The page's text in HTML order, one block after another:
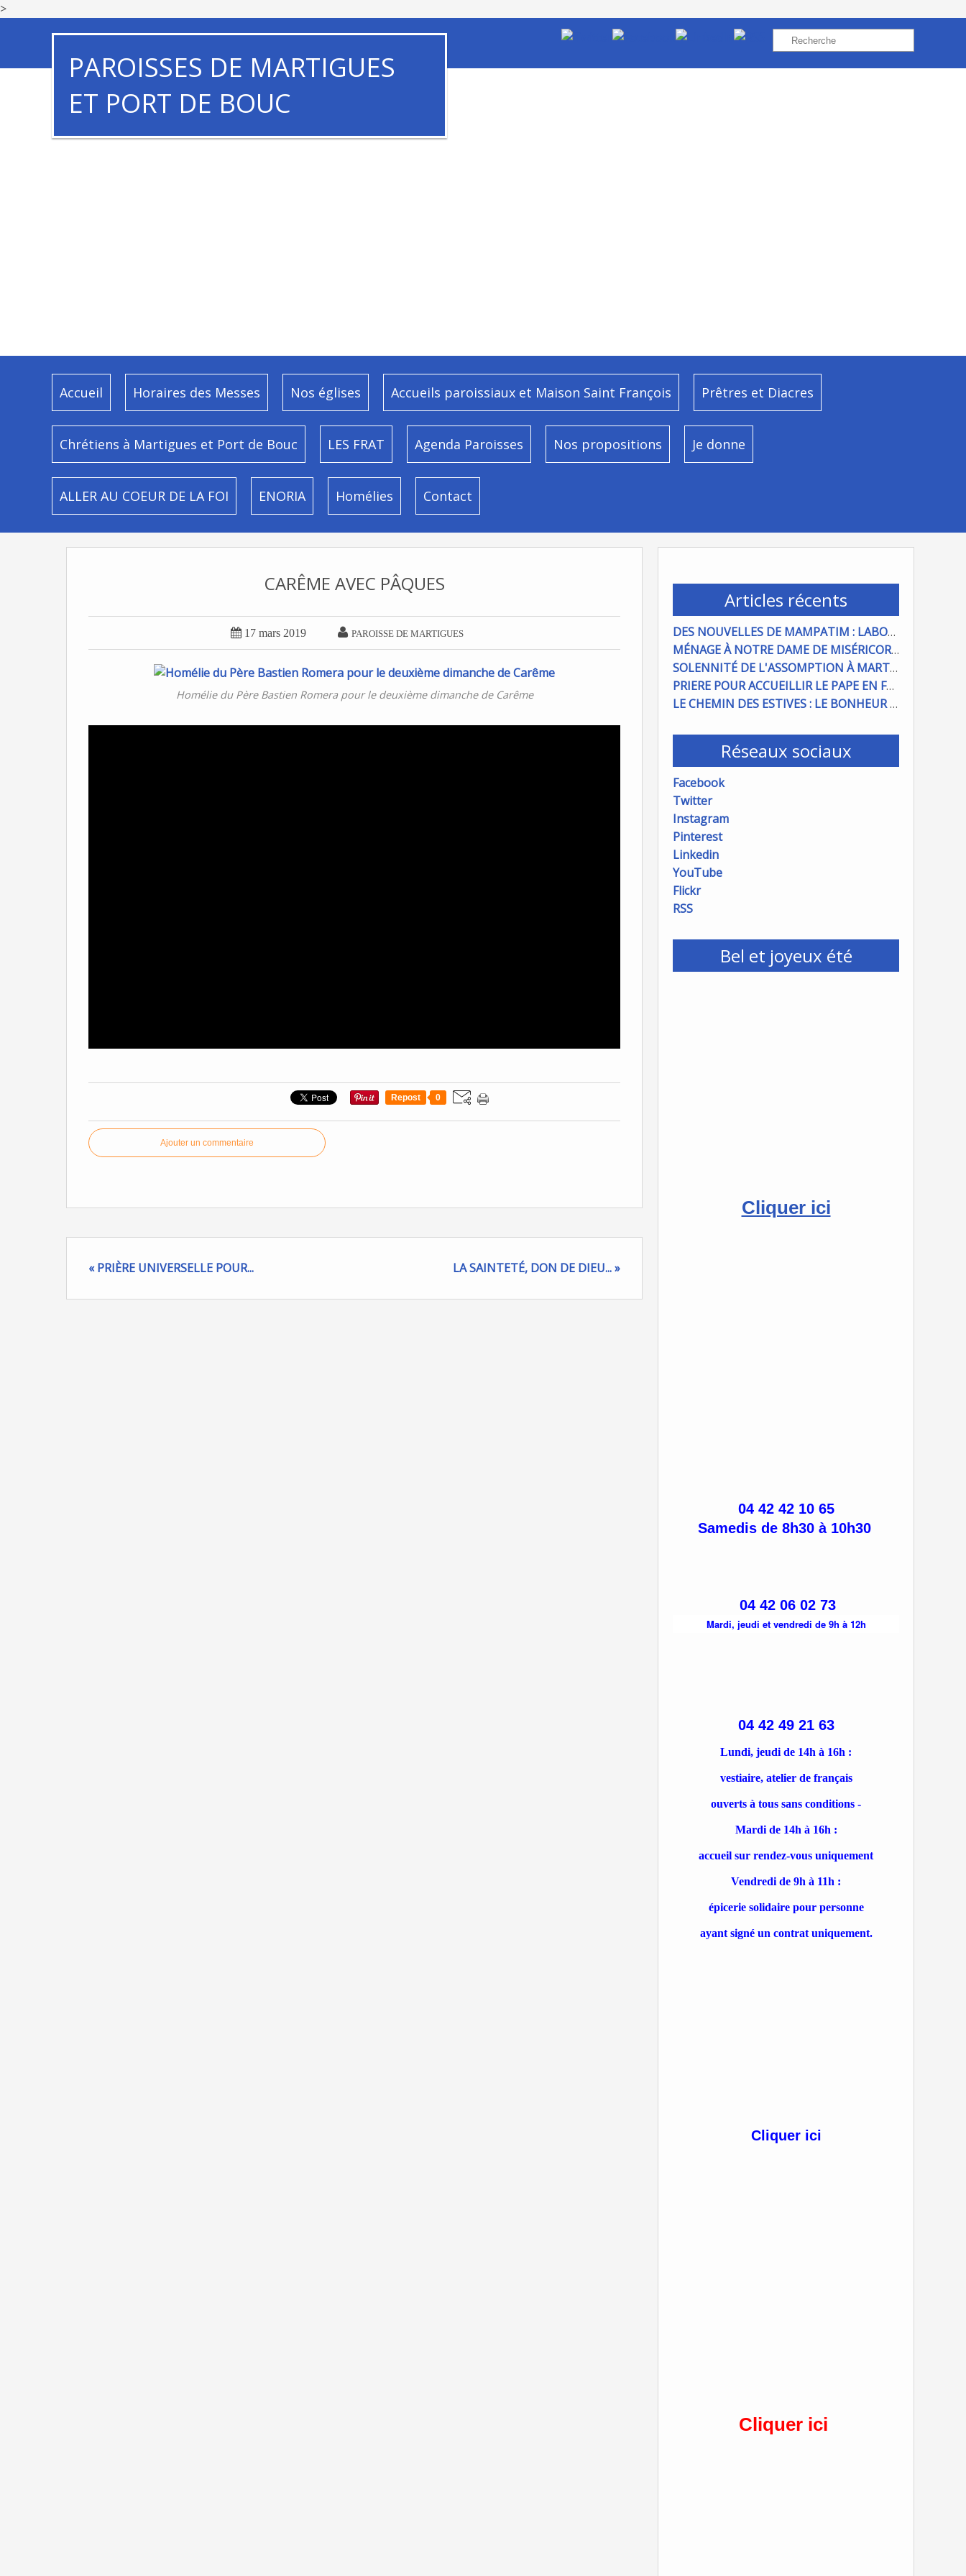
>
PAROISSES DE MARTIGUES
ET PORT DE BOUC
Accueil Horaires des Messes Nos églises Accueils paroissiaux et Maison Saint François Prêtres et Diacres
Chrétiens à Martigues et Port de Bouc LES FRAT Agenda Paroisses Nos propositions Je donne
ALLER AU COEUR DE LA FOI ENORIA Homélies Contact
Articles récents
DES NOUVELLES DE MAMPATIM : LABOUR DU CHAMP PAROISSIAL
MÉNAGE À NOTRE DAME DE MISÉRICORDE : ON COMPTE SUR VOUS !
SOLENNITÉ DE L'ASSOMPTION À MARTIGUES ET PORT DE BOUC
PRIERE POUR ACCUEILLIR LE PAPE EN FRANCE
LE CHEMIN DES ESTIVES : LE BONHEUR À PORTÉE DE MAIN
Réseaux sociaux
Facebook
Twitter
Instagram
Pinterest
Linkedin
YouTube
Flickr
RSS
Bel et joyeux été
Cliquer ici
04 42 42 10 65
Samedis de 8h30 à 10h30
04 42 06 02 73
Mardi, jeudi et vendredi de 9h à 12h
04 42 49 21 63
Lundi, jeudi de 14h à 16h :
vestiaire, atelier de français
ouverts à tous sans conditions -
Mardi de 14h à 16h :
accueil sur rendez-vous uniquement
Vendredi de 9h à 11h :
épicerie solidaire pour personne
ayant signé un contrat uniquement.
Cliquer ici
Cliquer ici
CARÊME AVEC PÂQUES
 17 mars 2019  PAROISSE DE MARTIGUES
Homélie du Père Bastien Romera pour le deuxième dimanche de Carême
Repost 0
Ajouter un commentaire
« PRIÈRE UNIVERSELLE POUR... LA SAINTETÉ, DON DE DIEU... »